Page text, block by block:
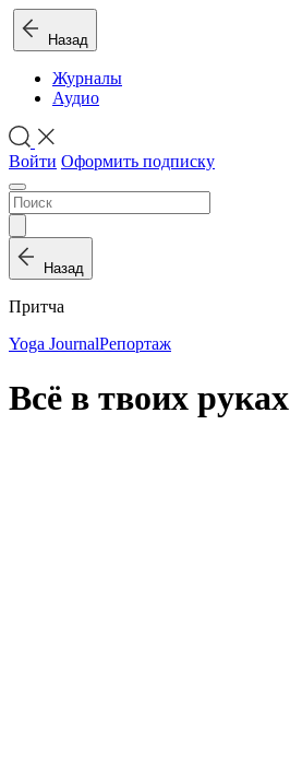
Назад
Журналы
Аудио
Войти Оформить подписку
Назад
Притча
Yoga JournalРепортаж
Всё в твоих руках